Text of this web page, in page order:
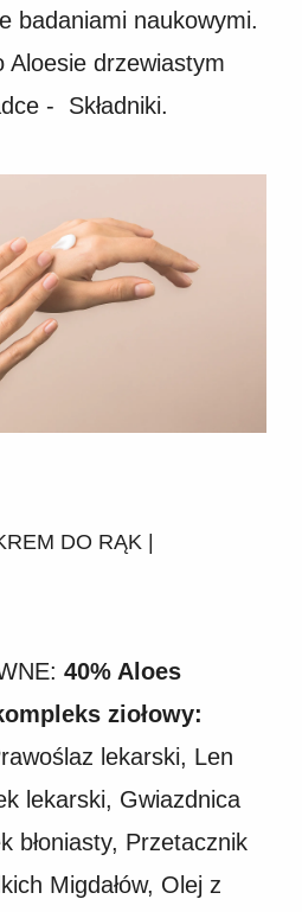
badaniami naukowymi.
Aloesie drzewiastym
- Składniki.
DO RĄK |
40% Aloes
ziołowy:
lekarski, Len
lekarski, Gwiazdnica
błoniasty, Przetacznik
Migdałów, Olej z